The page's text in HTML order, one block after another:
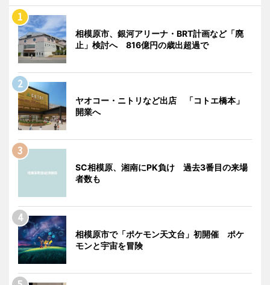
相模原市、銀河アリーナ・BRT計画など「廃
止」検討へ 816億円の歳出超過で
ヤオコー・ニトリなど出店 「コトエ橋本」
開業へ
SC相模原、湘南にPK負け 過去3番目の来場
者数も
相模原市で「ポケモン天文台」初開催 ポケ
モンと宇宙を冒険